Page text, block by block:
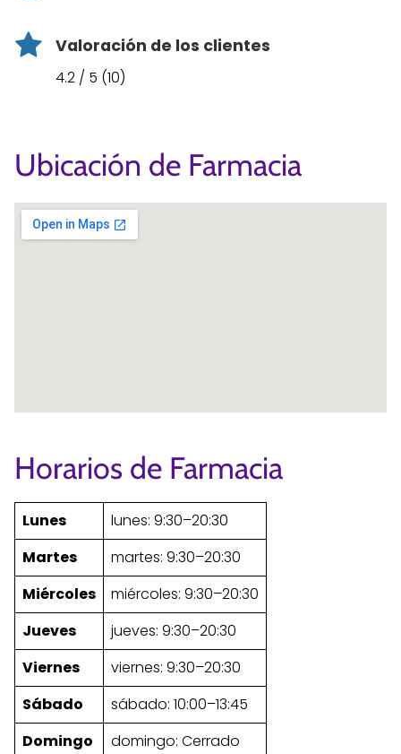
Valoración de los clientes
4.2 / 5 (10)
Ubicación de Farmacia
Horarios de Farmacia
Lunes
lunes: 9:30–20:30
Martes
martes: 9:30–20:30
Miércoles
miércoles: 9:30–20:30
Jueves
jueves: 9:30–20:30
Viernes
viernes: 9:30–20:30
Sábado
sábado: 10:00–13:45
Domingo
domingo: Cerrado